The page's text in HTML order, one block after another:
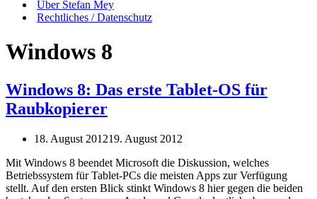
Über Stefan Mey
Rechtliches / Datenschutz
Windows 8
Windows 8: Das erste Tablet-OS für
Raubkopierer
18. August 201219. August 2012
Mit Windows 8 beendet Microsoft die Diskussion, welches
Betriebssystem für Tablet-PCs die meisten Apps zur Verfügung
stellt. Auf den ersten Blick stinkt Windows 8 hier gegen die beiden